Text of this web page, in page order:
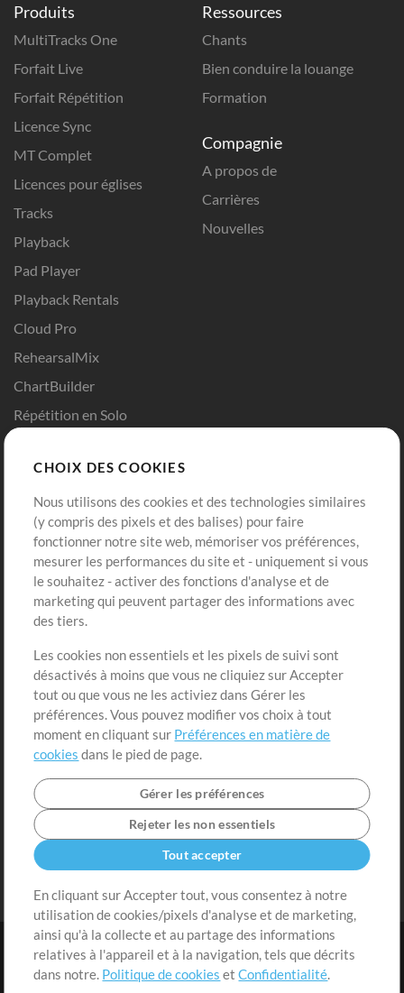
Produits
MultiTracks One
Forfait Live
Forfait Répétition
Licence Sync
MT Complet
Licences pour églises
Tracks
Playback
Pad Player
Playback Rentals
Cloud Pro
RehearsalMix
ChartBuilder
Répétition en Solo
Modèles ProPresenter
Sons
Ressources
Chants
Bien conduire la louange
Formation
Compagnie
A propos de
Carrières
Nouvelles
Boutique
Acheter des crédits
Contenu gratuit
Demander les pistes
Extras
Sessions
Soumettre votre contenu
Listes de lecture
Conférence MT
Compte
Connexion
S'inscrire
Conditions | Confidentialité |
CHOIX DES COOKIES
Nous utilisons des cookies et des technologies similaires
(y compris des pixels et des balises) pour faire
fonctionner notre site web, mémoriser vos préférences,
mesurer les performances du site et - uniquement si vous
le souhaitez - activer des fonctions d'analyse et de
marketing qui peuvent partager des informations avec
des tiers.
Les cookies non essentiels et les pixels de suivi sont
désactivés à moins que vous ne cliquiez sur Accepter
tout ou que vous ne les activiez dans Gérer les
préférences. Vous pouvez modifier vos choix à tout
moment en cliquant sur Préférences en matière de
cookies dans le pied de page.
Gérer les préférences
Rejeter les non essentiels
Tout accepter
En cliquant sur Accepter tout, vous consentez à notre
utilisation de cookies/pixels d'analyse et de marketing,
ainsi qu'à la collecte et au partage des informations
relatives à l'appareil et à la navigation, tels que décrits
dans notre. Politique de cookies etConfidentialité.